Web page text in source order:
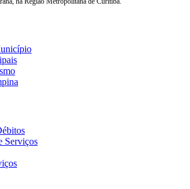
Serviços